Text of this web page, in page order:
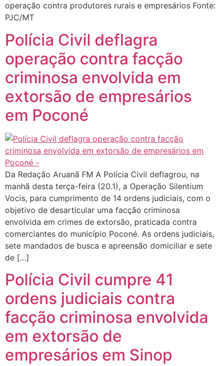
operação contra produtores rurais e empresários Fonte:
PJC/MT
Polícia Civil deflagra
operação contra facção
criminosa envolvida em
extorsão de empresários
em Poconé
Da Redação Aruanã FM A Polícia Civil deflagrou, na
manhã desta terça-feira (20.1), a Operação Silentium
Vocis, para cumprimento de 14 ordens judiciais, com o
objetivo de desarticular uma facção criminosa
envolvida em crimes de extorsão, praticada contra
comerciantes do município Poconé. As ordens judiciais,
sete mandados de busca e apreensão domiciliar e sete
de […]
Polícia Civil cumpre 41
ordens judiciais contra
facção criminosa envolvida
em extorsão de
empresários em Sinop